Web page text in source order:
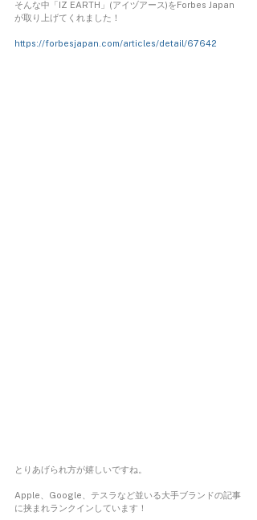
そんな中「IZ EARTH」(アイヅアース)をForbes Japan
が取り上げてくれました！
https://forbesjapan.com/articles/detail/67642
とりあげられ方が嬉しいですね。
Apple、Google、テスラなど並いる大手ブランドの記事
に挟まれランクインしています！